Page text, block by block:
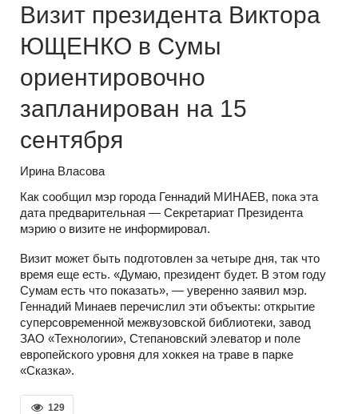
Визит президента Виктора
ЮЩЕНКО в Сумы
ориентировочно
запланирован на 15
сентября
Ирина Власова
Как сообщил мэр города Геннадий МИНАЕВ, пока эта
дата предварительная — Секретариат Президента
мэрию о визите не информировал.
Визит может быть подготовлен за четыре дня, так что
время еще есть. «Думаю, президент будет. В этом году
Сумам есть что показать», — уверенно заявил мэр.
Геннадий Минаев перечислил эти объекты: открытие
суперсовременной межвузовской библиотеки, завод
ЗАО «Технологии», Степановский элеватор и поле
европейского уровня для хоккея на траве в парке
«Сказка».
129